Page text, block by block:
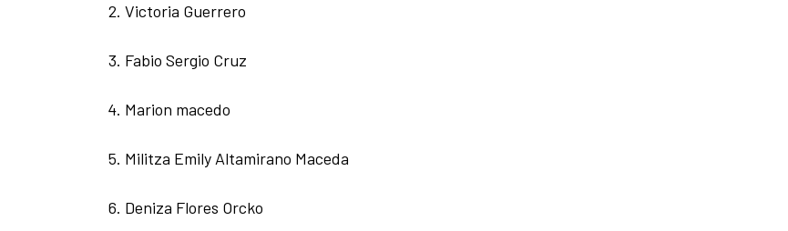
Victoria Guerrero
Fabio Sergio Cruz
Marion macedo
Militza Emily Altamirano Maceda
Deniza Flores Orcko